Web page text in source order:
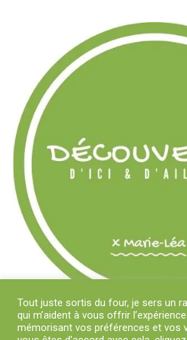
Tout juste sortis du four, je sers un
qui m’aident à vous offrir
mémorisant vos préférences et vos